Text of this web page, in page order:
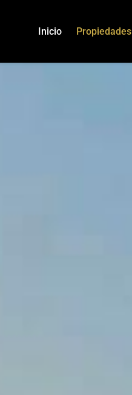
Inicio Propiedades